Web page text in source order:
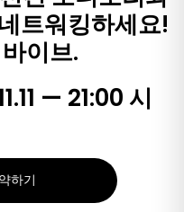
트워킹하세요!
이브.
— 21:00 시
하기